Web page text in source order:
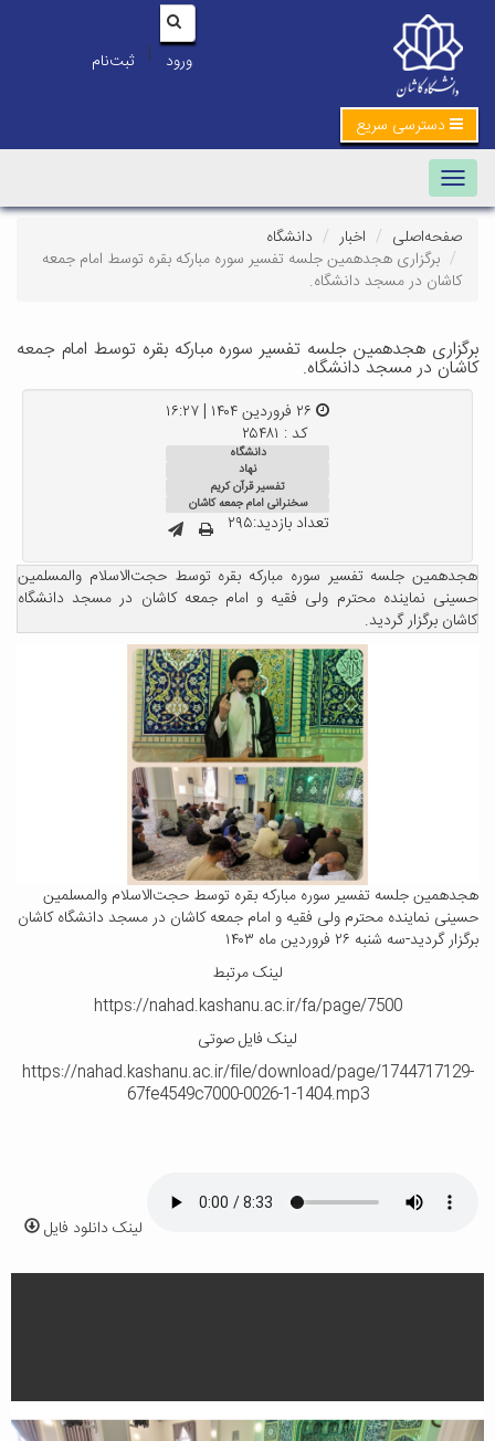
ورود | ثبت‌نام
دسترسی سریع
Toggle navigation
صفحه‌اصلی اخبار
دانشگاه
برگزاری هجدهمین جلسه تفسیر سوره مبارکه بقره توسط امام جمعه
کاشان در مسجد دانشگاه.
برگزاری هجدهمین جلسه تفسیر سوره مبارکه بقره توسط امام جمعه
کاشان در مسجد دانشگاه.
کد : ۲۵۴۸۱
دانشگاه
نهاد
تفسیر قرآن کریم
سخنرانی امام جمعه کاشان
تعداد بازدید:۲۹۵
هجدهمین جلسه تفسیر سوره مبارکه بقره توسط حجت‌الاسلام والمسلمین
حسینی نماینده محترم ولی فقیه و امام جمعه کاشان در مسجد دانشگاه
کاشان برگزار گردید.
هجدهمین جلسه تفسیر سوره مبارکه بقره توسط حجت‌الاسلام والمسلمین
حسینی نماینده محترم ولی فقیه و امام جمعه کاشان در مسجد دانشگاه کاشان
برگزار گردید-سه شنبه ۲۶ فروردین ماه ۱۴۰۳
لینک مرتبط
https://nahad.kashanu.ac.ir/fa/page/7500
لینک فایل صوتی
https://nahad.kashanu.ac.ir/file/download/page/1744717129-
67fe4549c7000-0026-1-1404.mp3
لینک دانلود فایل